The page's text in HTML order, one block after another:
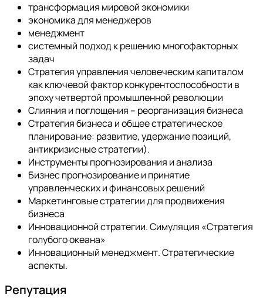
трансформация мировой экономики
экономика для менеджеров
менеджмент
системный подход к решению многофакторных
задач
Стратегия управления человеческим капиталом
как ключевой фактор конкурентоспособности в
эпоху четвертой промышленной революции
Слияния и поглощения – реорганизация бизнеса
Стратегия бизнеса и общее стратегическое
планирование: развитие, удержание позиций,
антикризисные стратегии).
Инструменты прогнозирования и анализа
Бизнес прогнозирование и принятие
управленческих и финансовых решений
Маркетинговые стратегии для продвижения
бизнеса
Инновационной стратегии. Симуляция «Стратегия
голубого океана»
Инновационный менеджмент. Стратегические
аспекты.
Репутация